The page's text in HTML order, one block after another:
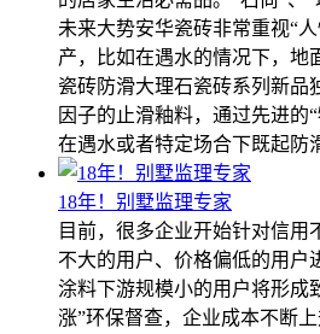
未来大势安华瓷砖非常重视“
产，比如在遇水的情况下，地
瓷砖防滑大理石瓷砖系列新品
因子的止滑釉料，通过先进的
在遇水或者特定场合下既起防
18年！别墅监理专家
目前，很多企业开始针对信用
不大的用户、价格偏低的用户
涂料下游规模小的用户将形成
涨”环保督查，企业成本不断